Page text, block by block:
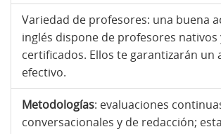
Variedad de profesores: una buena
inglés dispone de profesores
certificados. Ellos te garantizarán un
efectivo.
Metodologías: evaluaciones
conversacionales y de redacción;